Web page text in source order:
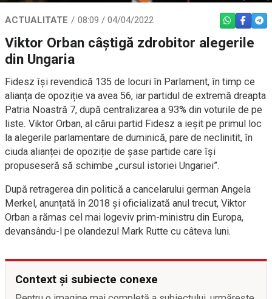
ACTUALITATE 08:09 / 04/04/2022 WHATSAPP
Viktor Orban câștigă zdrobitor alegerile
din Ungaria
Fidesz își revendică 135 de locuri în Parlament, în timp ce
alianța de opoziție va avea 56, iar partidul de extremă dreapta
Patria Noastră 7, după centralizarea a 93% din voturile de pe
liste. Viktor Orban, al cărui partid Fidesz a ieșit pe primul loc
la alegerile parlamentare de duminică, pare de neclinitit, în
ciuda alianței de opoziție de șase partide care își
propuseseră să schimbe „cursul istoriei Ungariei”.
După retragerea din politică a cancelarului german Angela
Merkel, anunțată în 2018 și oficializată anul trecut, Viktor
Orban a rămas cel mai logeviv prim-ministru din Europa,
devansându-l pe olandezul Mark Rutte cu câteva luni.
Context și subiecte conexe